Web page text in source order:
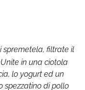
spremetela, filtrate il
in una ciotola
lo yogurt ed un
spezzatino di pollo